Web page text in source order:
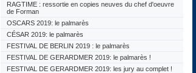
RAGTIME : ressortie en copies neuves du chef d'oeuvre
de Forman
OSCARS 2019: le palmarès
CÉSAR 2019: le palmarès
FESTIVAL DE BERLIN 2019 : le palmarès
FESTIVAL DE GERARDMER 2019: le palmarès !
FESTIVAL DE GERARDMER 2019: les jury au complet !